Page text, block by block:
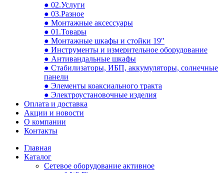
● 02.Услуги
● 03.Разное
● Монтажные аксессуары
● 01.Товары
● Монтажные шкафы и стойки 19"
● Инструменты и измерительное оборудование
● Антивандальные шкафы
● Стабилизаторы, ИБП, аккумуляторы, солнечные
панели
● Элементы коаксиального тракта
● Электроустановочные изделия
Оплата и доставка
Акции и новости
О компании
Контакты
Главная
Каталог
Сетевое оборудование активное